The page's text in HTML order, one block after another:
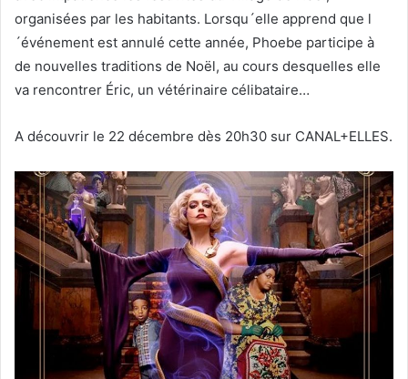
organisées par les habitants. Lorsqu´elle apprend que l
´événement est annulé cette année, Phoebe participe à
de nouvelles traditions de Noël, au cours desquelles elle
va rencontrer Éric, un vétérinaire célibataire…
A découvrir le 22 décembre dès 20h30 sur CANAL+ELLES.